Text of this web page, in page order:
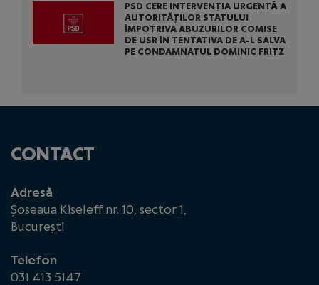
PSD CERE INTERVENȚIA URGENTĂ A
AUTORITĂȚILOR STATULUI
ÎMPOTRIVA ABUZURILOR COMISE
DE USR ÎN TENTATIVA DE A-L SALVA
PE CONDAMNATUL DOMINIC FRITZ
CONTACT
Adresă
Șoseaua Kiseleff nr. 10, sector 1,
București
Telefon
031 413 5147